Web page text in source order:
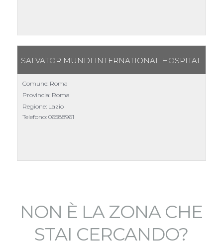
SALVATOR MUNDI INTERNATIONAL HOSPITAL
Comune: Roma
Provincia: Roma
Regione: Lazio
Telefono: 06588961
NON È LA ZONA CHE
STAI CERCANDO?